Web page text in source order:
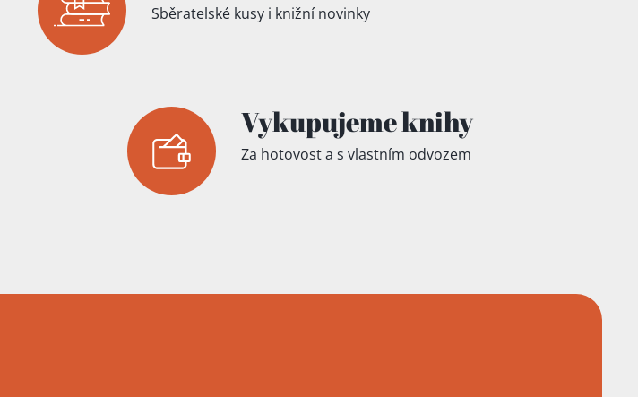
Sběratelské kusy i knižní novinky
Vykupujeme knihy
Za hotovost a s vlastním odvozem